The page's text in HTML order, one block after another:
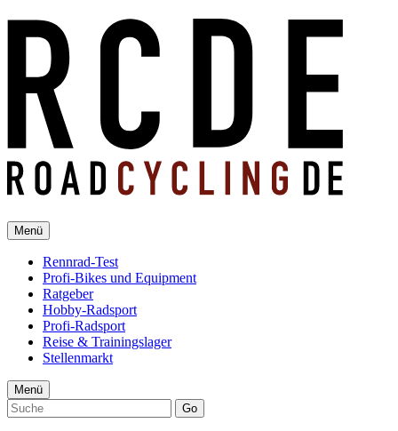
Menü
Rennrad-Test
Profi-Bikes und Equipment
Ratgeber
Hobby-Radsport
Profi-Radsport
Reise & Trainingslager
Stellenmarkt
Menü
Go